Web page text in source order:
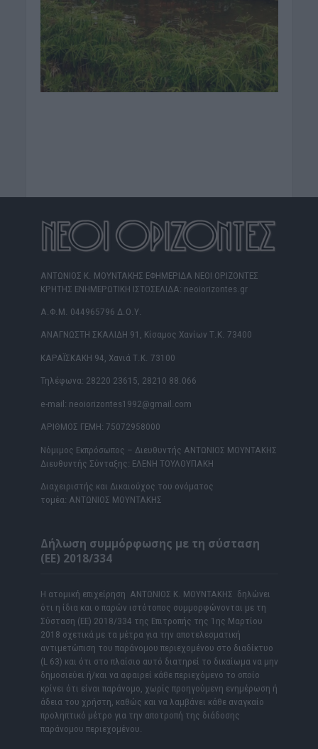
ΑΝΤΩΝΙΟΣ Κ. ΜΟΥΝΤΑΚΗΣ ΕΦΗΜΕΡΙΔΑ ΝΕΟΙ ΟΡΙΖΟΝΤΕΣ
ΚΡΗΤΗΣ ΕΝΗΜΕΡΩΤΙΚΗ ΙΣΤΟΣΕΛΙΔΑ: neoiorizontes.gr
Α.Φ.Μ. 044965796 Δ.Ο.Υ.
ΑΝΑΓΝΩΣΤΗ ΣΚΑΛΙΔΗ 91, Κίσαμος Χανίων Τ.Κ. 73400
ΚΑΡΑΪΣΚΑΚΗ 94, Χανιά Τ.Κ. 73100
Τηλέφωνα: 28220 23615, 28210 88.066
e-mail: neoiorizontes1992@gmail.com
ΑΡΙΘΜΟΣ ΓΕΜΗ: 75072958000
Νόμιμος Εκπρόσωπος – Διευθυντής ΑΝΤΩΝΙΟΣ ΜΟΥΝΤΑΚΗΣ
Διευθυντής Σύνταξης: ΕΛΕΝΗ ΤΟΥΛΟΥΠΑΚΗ
Διαχειριστής και Δικαιούχος του ονόματος
τομέα: ΑΝΤΩΝΙΟΣ ΜΟΥΝΤΑΚΗΣ
Δήλωση συμμόρφωσης με τη σύσταση
(ΕΕ) 2018/334
Η ατομική επιχείρηση ΑΝΤΩΝΙΟΣ Κ. ΜΟΥΝΤΑΚΗΣ δηλώνει
ότι η ίδια και ο παρών ιστότοπος συμμορφώνονται με τη
Σύσταση (ΕΕ) 2018/334 της Επιτροπής της 1ης Μαρτίου
2018 σχετικά με τα μέτρα για την αποτελεσματική
αντιμετώπιση του παράνομου περιεχομένου στο διαδίκτυο
(L 63) και ότι στο πλαίσιο αυτό διατηρεί το δικαίωμα να μην
δημοσιεύει ή/και να αφαιρεί κάθε περιεχόμενο το οποίο
κρίνει ότι είναι παράνομο, χωρίς προηγούμενη ενημέρωση ή
άδεια του χρήστη, καθώς και να λαμβάνει κάθε αναγκαίο
προληπτικό μέτρο για την αποτροπή της διάδοσης
παράνομου περιεχομένου.